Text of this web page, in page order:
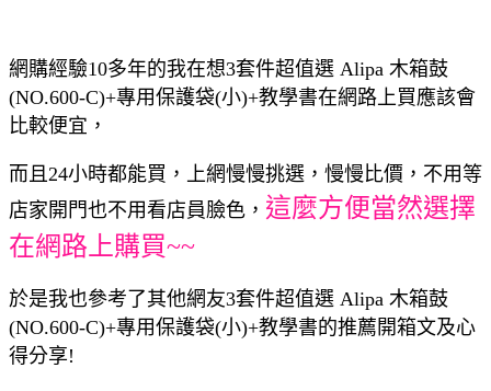
網購經驗10多年的我在想3套件超值選 Alipa 木箱鼓
(NO.600-C)+專用保護袋(小)+教學書在網路上買應該會
比較便宜，
而且24小時都能買，上網慢慢挑選，慢慢比價，不用等
店家開門也不用看店員臉色， 這麼方便當然選擇
在網路上購買~~
於是我也參考了其他網友3套件超值選 Alipa 木箱鼓
(NO.600-C)+專用保護袋(小)+教學書的推薦開箱文及心
得分享!